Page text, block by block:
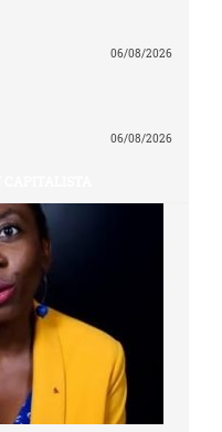
06/08/2026
06/08/2026